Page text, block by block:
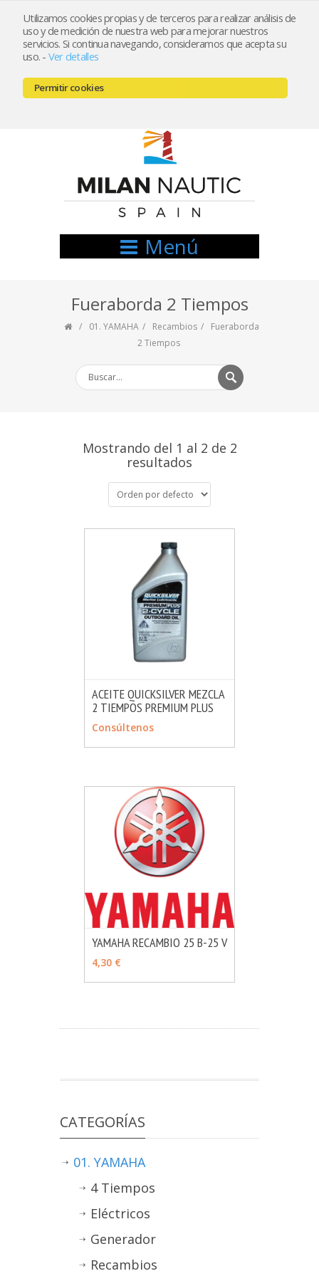
Utilizamos cookies propias y de terceros para realizar análisis de
uso y de medición de nuestra web para mejorar nuestros
servicios. Si continua navegando, consideramos que acepta su
uso. - Ver detalles
Permitir cookies
Registrarse Mi cuenta
666521122 // 654999333
Menú
Fueraborda 2 Tiempos
01. YAMAHA Recambios
Fueraborda
2 Tiempos
Mostrando del 1 al 2 de 2
resultados
CONSULTAR MÁS INFO
ACEITE QUICKSILVER MEZCLA
2 TIEMPOS PREMIUM PLUS
Consúltenos
YAMAHA RECAMBIO 25 B-25 V
4,30 €
CATEGORÍAS
01. YAMAHA
4 Tiempos
Eléctricos
Generador
Recambios